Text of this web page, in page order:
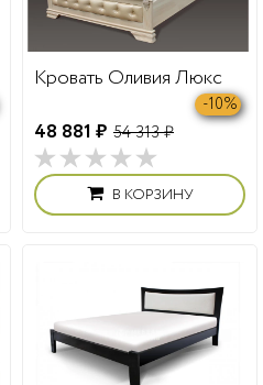
Кровать Оливия Люкс
48 881 ₽ 54 313 ₽
-10%
В КОРЗИНУ